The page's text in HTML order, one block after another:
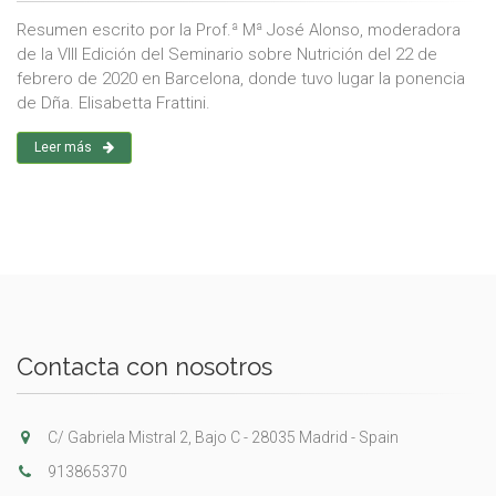
Resumen escrito por la Prof.ª Mª José Alonso, moderadora
de la VIII Edición del Seminario sobre Nutrición del 22 de
febrero de 2020 en Barcelona, donde tuvo lugar la ponencia
de Dña. Elisabetta Frattini.
Leer más
Contacta con nosotros
C/ Gabriela Mistral 2, Bajo C - 28035 Madrid - Spain
913865370